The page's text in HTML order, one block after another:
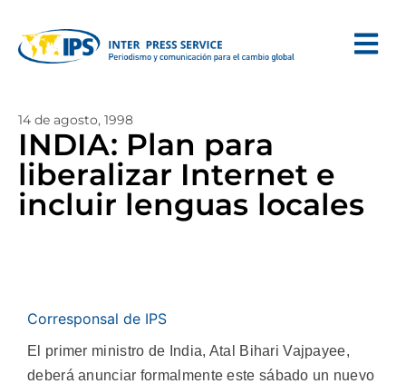
14 de agosto, 1998
INDIA: Plan para
liberalizar Internet e
incluir lenguas locales
Corresponsal de IPS
El primer ministro de India, Atal Bihari Vajpayee,
deberá anunciar formalmente este sábado un nuevo